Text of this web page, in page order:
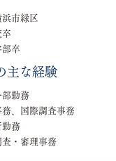
市緑区
卒
卒
主な経験
部勤務
、国際調査事務
勤務
・審理事務